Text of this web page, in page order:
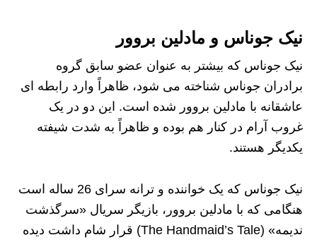
نیک جوناس و مادلین بروور
نیک جوناس که بیشتر به عنوان عضو سابق گروه
برادران جوناس شناخته می شود، ظاهراً وارد رابطه ای
عاشقانه با مادلین بروور شده است. این دو در یک
غروب آرام در کنار هم بوده و ظاهراً به شدت شیفته
یکدیگر هستند.
نیک جوناس که یک خواننده و ترانه سرای 26 ساله است
هنگامی که با مادلین بروور، بازیگر سریال «سرگذشت
ندیمه» (The Handmaid’s Tale) قرار شام داشت دیده